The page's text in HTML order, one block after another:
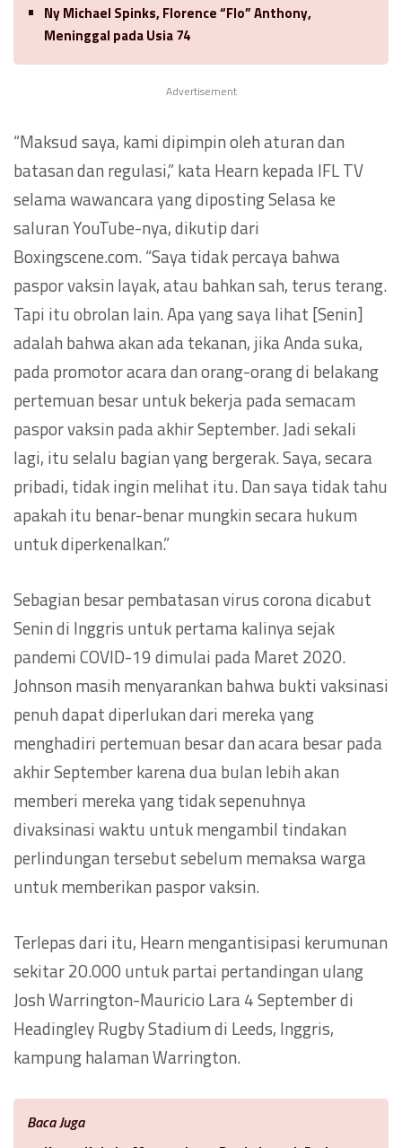
Ny Michael Spinks, Florence “Flo” Anthony,
Meninggal pada Usia 74
Advertisement
“Maksud saya, kami dipimpin oleh aturan dan
batasan dan regulasi,” kata Hearn kepada IFL TV
selama wawancara yang diposting Selasa ke
saluran YouTube-nya, dikutip dari
Boxingscene.com. “Saya tidak percaya bahwa
paspor vaksin layak, atau bahkan sah, terus terang.
Tapi itu obrolan lain. Apa yang saya lihat [Senin]
adalah bahwa akan ada tekanan, jika Anda suka,
pada promotor acara dan orang-orang di belakang
pertemuan besar untuk bekerja pada semacam
paspor vaksin pada akhir September. Jadi sekali
lagi, itu selalu bagian yang bergerak. Saya, secara
pribadi, tidak ingin melihat itu. Dan saya tidak tahu
apakah itu benar-benar mungkin secara hukum
untuk diperkenalkan.”
Sebagian besar pembatasan virus corona dicabut
Senin di Inggris untuk pertama kalinya sejak
pandemi COVID-19 dimulai pada Maret 2020.
Johnson masih menyarankan bahwa bukti vaksinasi
penuh dapat diperlukan dari mereka yang
menghadiri pertemuan besar dan acara besar pada
akhir September karena dua bulan lebih akan
memberi mereka yang tidak sepenuhnya
divaksinasi waktu untuk mengambil tindakan
perlindungan tersebut sebelum memaksa warga
untuk memberikan paspor vaksin.
Terlepas dari itu, Hearn mengantisipasi kerumunan
sekitar 20.000 untuk partai pertandingan ulang
Josh Warrington-Mauricio Lara 4 September di
Headingley Rugby Stadium di Leeds, Inggris,
kampung halaman Warrington.
Baca Juga